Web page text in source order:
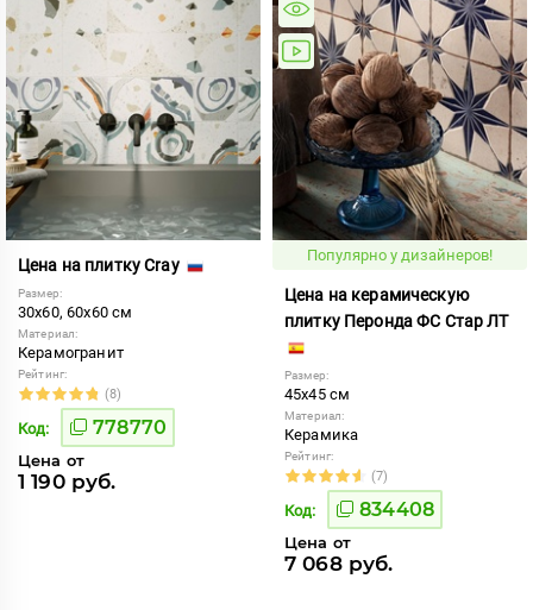
Цена на плитку Cray
Размер:
30x60, 60x60 см
Материал:
Керамогранит
Рейтинг:
(8)
Код: 778770
Цена от
1 190 руб.
Популярно у дизайнеров!
Цена на керамическую
плитку Перонда ФС Стар ЛТ
Размер:
45x45 см
Материал:
Керамика
Рейтинг:
(7)
Код: 834408
Цена от
7 068 руб.